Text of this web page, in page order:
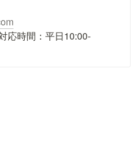
応時間：平日10:00-